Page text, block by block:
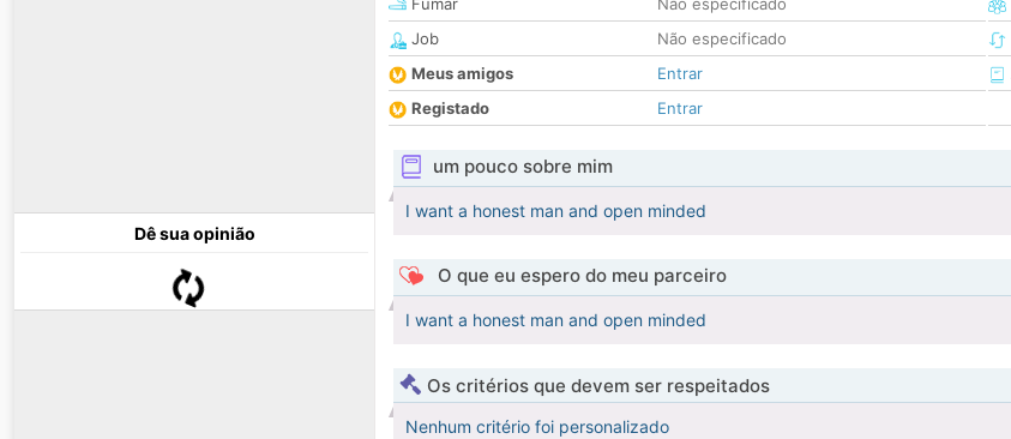
Dê sua opinião
Job
Não especificado
Meus amigos
Entrar
Registado
Entrar
um pouco sobre mim
I want a honest man and open minded
O que eu espero do meu parceiro
I want a honest man and open minded
Os critérios que devem ser respeitados
Nenhum critério foi personalizado